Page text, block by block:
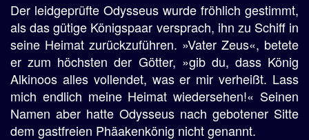
Der leidgeprüfte Odysseus wurde fröhlich gestimmt,
als das gütige Königspaar versprach, ihn zu Schiff in
seine Heimat zurückzuführen. »Vater Zeus«, betete
er zum höchsten der Götter, »gib du, dass König
Alkinoos alles vollendet, was er mir verheißt. Lass
mich endlich meine Heimat wiedersehen!« Seinen
Namen aber hatte Odysseus nach gebotener Sitte
dem gastfreien Phäakenkönig nicht genannt.